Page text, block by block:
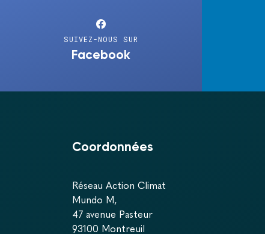
SUIVEZ-NOUS SUR
Facebook
Coordonnées
Réseau Action Climat
Mundo M,
47 avenue Pasteur
93100 Montreuil